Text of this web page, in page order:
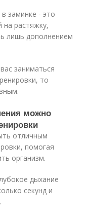
заминке - это
на растяжку,
лишь дополнением
заниматься
то
можно
отличным
помогая
организм.
дыхание
секунд и